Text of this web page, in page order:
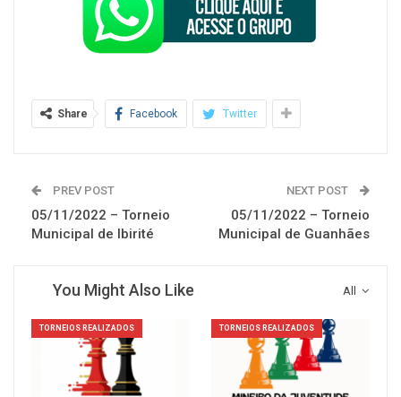
Share Facebook Twitter
PREV POST
05/11/2022 – Torneio
Municipal de Ibirité
NEXT POST
05/11/2022 – Torneio
Municipal de Guanhães
All
You Might Also Like
TORNEIOS REALIZADOS TORNEIOS REALIZADOS